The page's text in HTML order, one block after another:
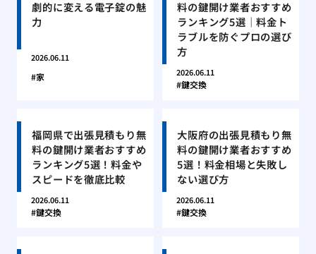
劇的に変える電子錠の魅
力
2026.06.11
家
料の鍵開け業者おすすめ
ランキング5選｜料金ト
ラブルを防ぐプロの選び
方
2026.06.11
鍵交換
福岡県で出張見積もり無
料の鍵開け業者おすすめ
ランキング5選！料金や
スピードを徹底比較
2026.06.11
鍵交換
大阪府の出張見積もり無
料の鍵開け業者おすすめ
5選！料金相場と失敗し
ない選び方
2026.06.11
鍵交換